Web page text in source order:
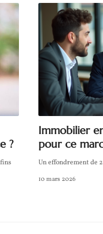
?
Immobilier
pour ce
Un effondrement de
10 mars 2026